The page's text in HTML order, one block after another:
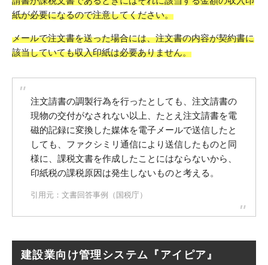
紙が必要になるので注意してください。
メールで注文書を送った場合には、注文書の内容が契約書に
該当していても収入印紙は必要ありません。
注文請書の調製行為を行ったとしても、注文請書の
現物の交付がなされない以上、たとえ注文請書を電
磁的記録に変換した媒体を電子メールで送信したと
しても、ファクシミリ通信により送信したものと同
様に、課税文書を作成したことにはならないから、
印紙税の課税原因は発生しないものと考える。
引用元： 文書回答事例（国税庁）
建設業向け管理システム『アイピア』